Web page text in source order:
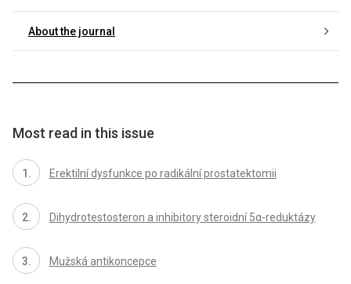
About the journal
Most read in this issue
Erektilní dysfunkce po radikální prostatektomii
Dihydrotestosteron a inhibitory steroidní 5α-reduktázy
Mužská antikoncepce